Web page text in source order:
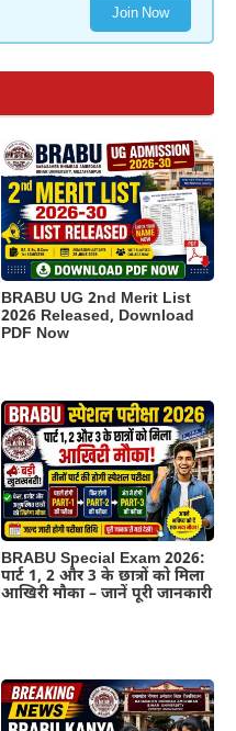
Join Now
BRABU UG 2nd Merit List
2026 Released, Download
PDF Now
BRABU Special Exam 2026:
पार्ट 1, 2 और 3 के छात्रों को मिला
आखिरी मौका – जानें पूरी जानकारी